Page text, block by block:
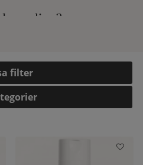
peeling?
ökar och huden känns
ut. Peeling rengör inte
till att hålla porerna rena,
och tilltäppt hud.
blir mer mottaglig för
jobba igenom ett
solskydd efter peeling,